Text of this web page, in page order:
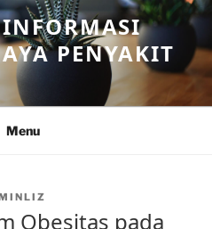
PENYAKIT
Menu
Obesitas pada